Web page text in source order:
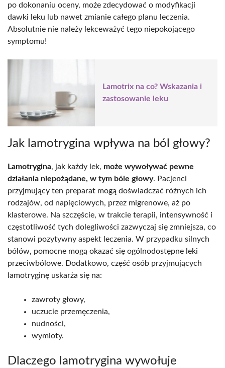
po dokonaniu oceny, może zdecydować o modyfikacji
dawki leku lub nawet zmianie całego planu leczenia.
Absolutnie nie należy lekceważyć tego niepokojącego
symptomu!
Lamotrix na co? Wskazania i
zastosowanie leku
Jak lamotrygina wpływa na ból głowy?
Lamotrygina, jak każdy lek, może wywoływać pewne
działania niepożądane, w tym bóle głowy. Pacjenci
przyjmujący ten preparat mogą doświadczać różnych ich
rodzajów, od napięciowych, przez migrenowe, aż po
klasterowe. Na szczęście, w trakcie terapii, intensywność i
częstotliwość tych dolegliwości zazwyczaj się zmniejsza, co
stanowi pozytywny aspekt leczenia. W przypadku silnych
bólów, pomocne mogą okazać się ogólnodostępne leki
przeciwbólowe. Dodatkowo, część osób przyjmujących
lamotryginę uskarża się na:
zawroty głowy,
uczucie przemęczenia,
nudności,
wymioty.
Dlaczego lamotrygina wywołuje